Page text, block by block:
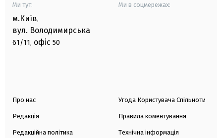
Ми тут:
м.Київ,
вул. Володимирська
61/11, офіс 50
Ми в соцмережах:
Про нас
Редакція
Редакційна політика
Угода Користувача Спільноти
Правила коментування
Технічна інформація